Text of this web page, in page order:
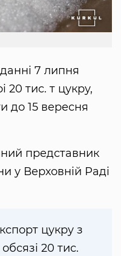
7 липня
20 тис. т цукру,
до 15 вересня
представник
у Верховній Раді
цукру з
20 тис.